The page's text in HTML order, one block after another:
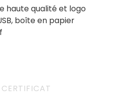
CERTIFICAT